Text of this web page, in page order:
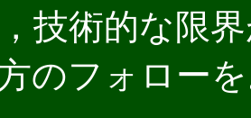
技術的な限
のフォロー